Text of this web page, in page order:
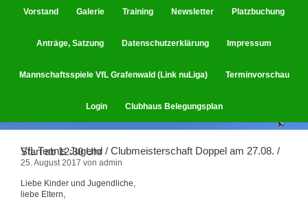
Vorstand Galerie Training Newsletter Platzbuchung
Anträge, Satzung Datenschutzerklärung Impressum
Mannschaftsspiele VfL Grafenwald (Link nuLiga) Terminvorschau
Login Clubhaus Belegungsplan
VfL Tennis Jugend / Clubmeisterschaft Doppel am 27.08. / Start ab 12:30 Uhr
25. August 2017 von admin
Liebe Kinder und Jugendliche,
liebe Eltern,